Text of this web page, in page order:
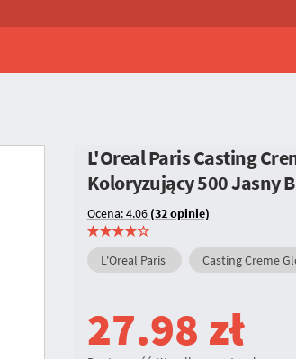
L'Oreal Paris Casting
Koloryzujący500 Jasny
Ocena: 4.06 (32 opinie)
L'Oreal Paris Casting Creme
27.98 zł